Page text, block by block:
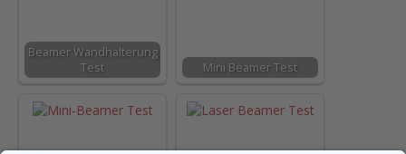
Beamer Wandhalterung
Test
Mini Beamer Test